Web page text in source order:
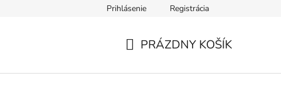
Prihlásenie Registrácia
PRÁZDNY KOŠÍK